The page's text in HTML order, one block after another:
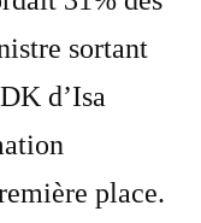
sortant
d’Isa
place.